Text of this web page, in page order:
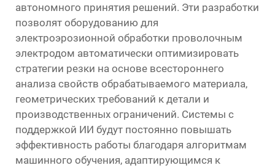
автономного принятия решений. Эти разработки
позволят оборудованию для
электроэрозионной обработки проволочным
электродом автоматически оптимизировать
стратегии резки на основе всестороннего
анализа свойств обрабатываемого материала,
геометрических требований к детали и
производственных ограничений. Системы с
поддержкой ИИ будут постоянно повышать
эффективность работы благодаря алгоритмам
машинного обучения, адаптирующимся к